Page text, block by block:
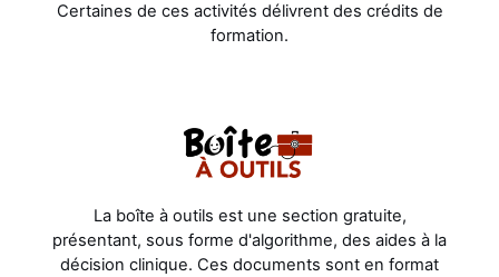
Certaines de ces activités délivrent des crédits de
formation.
La boîte à outils est une section gratuite,
présentant, sous forme d'algorithme, des aides à la
décision clinique. Ces documents sont en format